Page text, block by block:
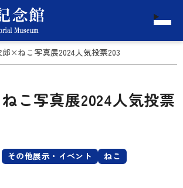
郎×ねこ写真展2024人気投票203
こ写真展2024人気投票
その他展示・イベント ねこ